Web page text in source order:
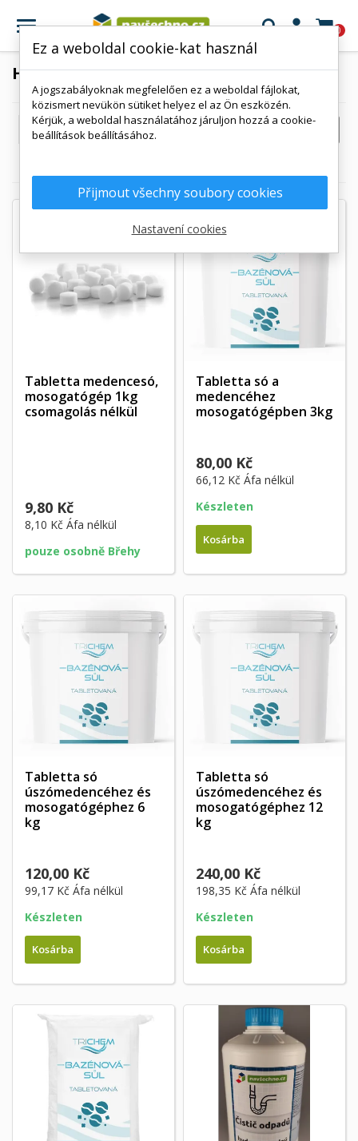
 0
HÁZTARTÁS
Relevancia, A-tól Z-ig 
Tabletta medencesó,
mosogatógép 1kg
csomagolás nélkül
9,80 Kč
8,10 Kč Áfa nélkül
pouze osobně Břehy
Tabletta só a
medencéhez
mosogatógépben 3kg
80,00 Kč
66,12 Kč Áfa nélkül
Készleten
Kosárba
Tabletta só
úszómedencéhez és
mosogatógéphez 6
kg
120,00 Kč
99,17 Kč Áfa nélkül
Készleten
Kosárba
Tabletta só
úszómedencéhez és
mosogatógéphez 12
kg
240,00 Kč
198,35 Kč Áfa nélkül
Készleten
Kosárba
Ez a weboldal cookie-kat használ
A jogszabályoknak megfelelően ez a weboldal fájlokat,
közismert nevükön sütiket helyez el az Ön eszközén.
Kérjük, a weboldal használatához járuljon hozzá a cookie-
beállítások beállításához.
Přijmout všechny soubory cookies
Nastavení cookies